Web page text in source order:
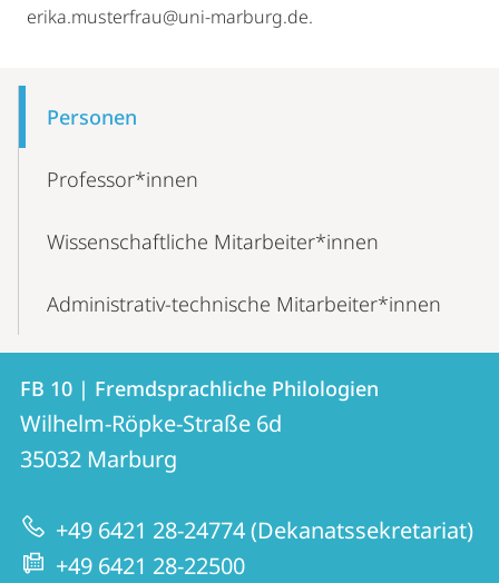
erika.musterfrau@uni-marburg.de.
NavigationPersonen
Professor*innen
Wissenschaftliche Mitarbeiter*innen
Administrativ-technische Mitarbeiter*innen
Kontakt
und
Informationen
zur
Website
Kontaktinformationen
FB
10
Fremdsprachliche
Philologien
FB 10 | Fremdsprachliche Philologien
Wilhelm-Röpke-Straße 6d
35032 Marburg
+49 6421 28-24774 (Dekanatssekretariat)
+49 6421 28-22500